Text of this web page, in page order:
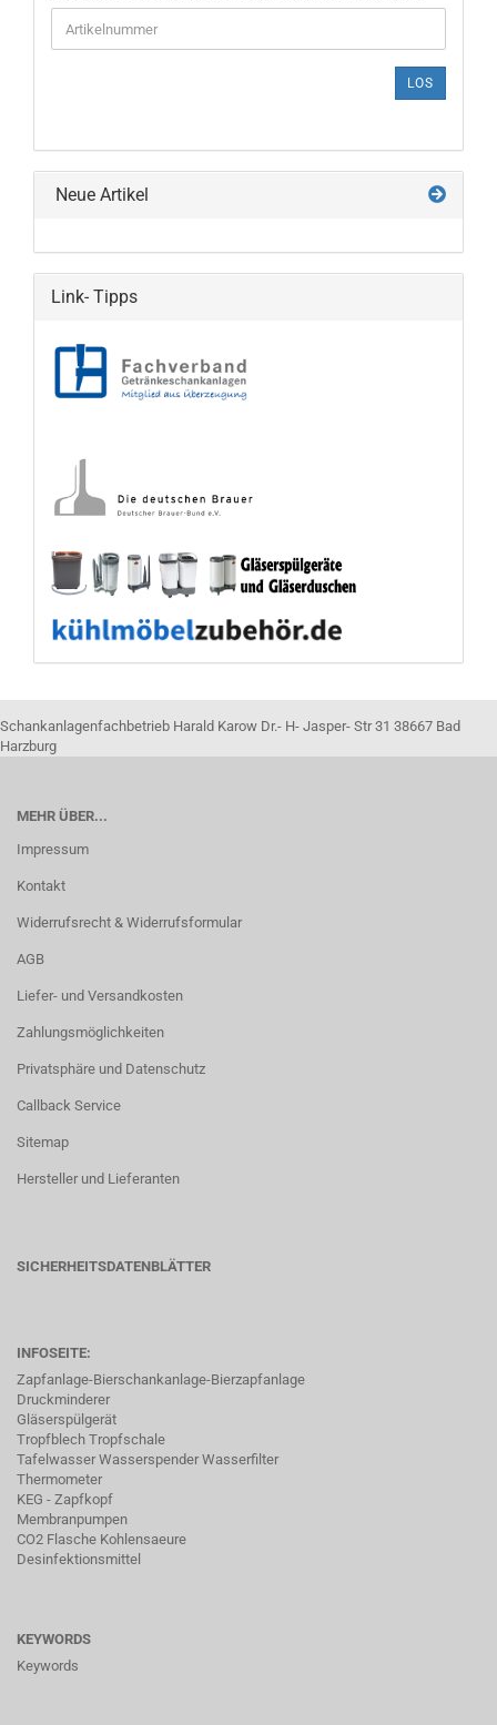
GEBEN
SIE
DIE
EIN.
LOS
Neue Artikel
Link- Tipps
Schankanlagenfachbetrieb Harald Karow Dr.- H- Jasper- Str 31 38667 Bad
Harzburg
MEHR ÜBER...
Impressum
Kontakt
Widerrufsrecht & Widerrufsformular
AGB
Liefer- und Versandkosten
Zahlungsmöglichkeiten
Privatsphäre und Datenschutz
Callback Service
Sitemap
Hersteller und Lieferanten
SICHERHEITSDATENBLÄTTER
INFOSEITE:
Zapfanlage-Bierschankanlage-Bierzapfanlage
Druckminderer
Gläserspülgerät
Tropfblech Tropfschale
Tafelwasser Wasserspender Wasserfilter
Thermometer
KEG - Zapfkopf
Membranpumpen
CO2 Flasche Kohlensaeure
Desinfektionsmittel
KEYWORDS
Keywords